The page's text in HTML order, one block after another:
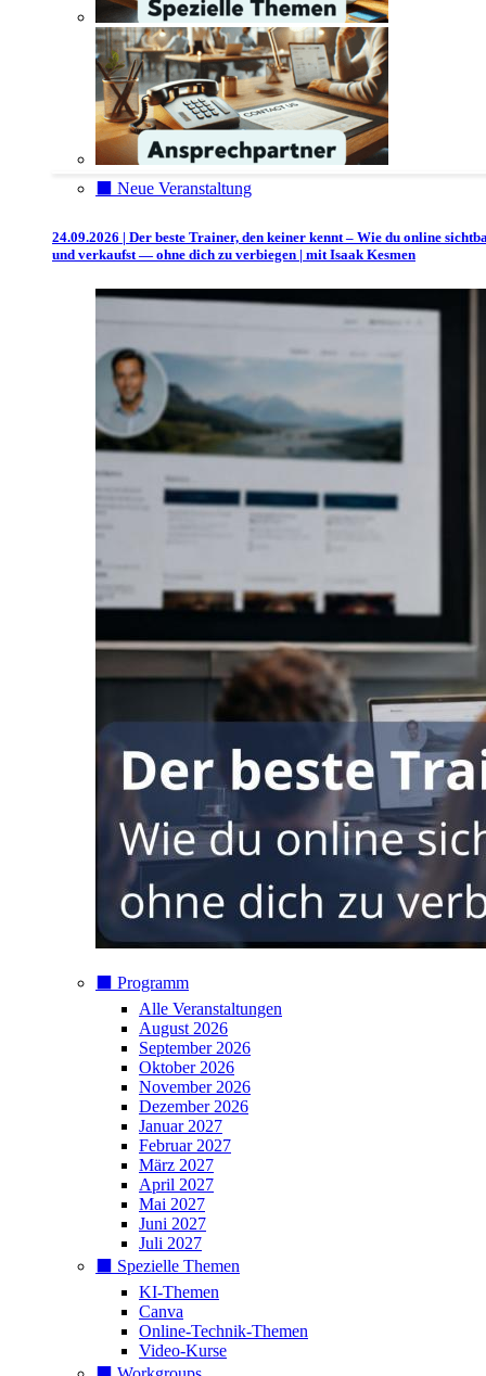
⬛️ Neue Veranstaltung
24.09.2026 | Der beste Trainer, den keiner kennt – Wie du online
und verkaufst — ohne dich zu verbiegen | mit Isaak Kesmen
⬛️ Programm
Alle Veranstaltungen
August 2026
September 2026
Oktober 2026
November 2026
Dezember 2026
Januar 2027
Februar 2027
März 2027
April 2027
Mai 2027
Juni 2027
Juli 2027
⬛️ Spezielle Themen
KI-Themen
Canva
Online-Technik-Themen
Video-Kurse